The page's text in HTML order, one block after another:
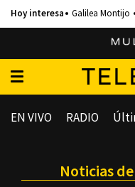
Galilea Montijo
EN VIVO RADIO
Noticias